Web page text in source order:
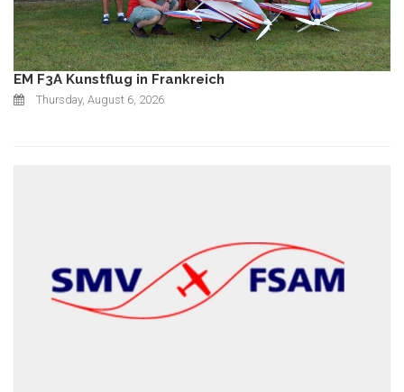
EM F3A Kunstflug in Frankreich
Thursday, August 6, 2026